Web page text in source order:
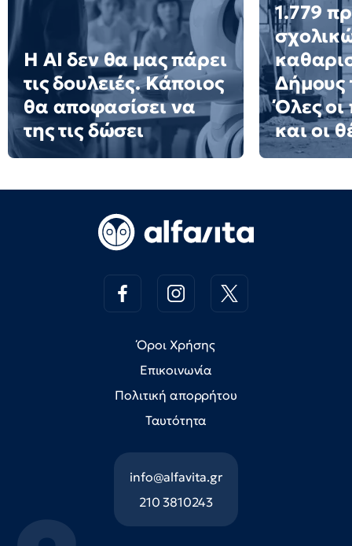
Η AI δεν θα μας πάρει
τις δουλειές. Κάποιος
θα αποφασίσει να
της τις δώσει
1.779
Δήμους
Όλες οι
και οι
Όροι Χρήσης
Επικοινωνία
Πολιτική απορρήτου
Ταυτότητα
info@alfavita.gr
210 3810243